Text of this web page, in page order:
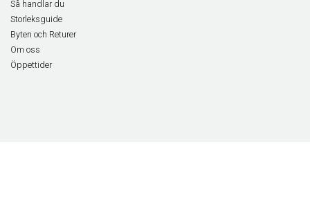
Så handlar du
Storleksguide
Byten och Returer
Om oss
Öppettider